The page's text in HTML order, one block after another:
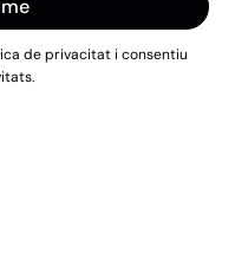
de privacitat i consentiu